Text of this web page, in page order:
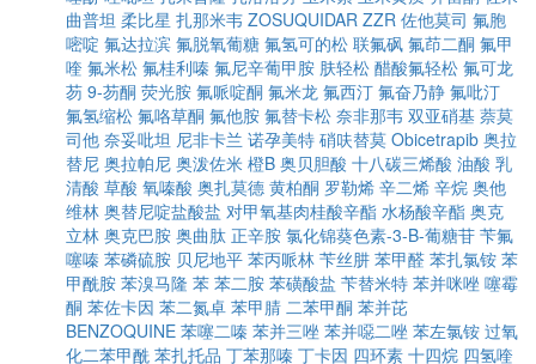
曲普坦 柔比星 扎那米韦 ZOSUQUIDAR ZZR 佐他莫司 氟胞
嘧啶 氟达拉滨 氟脱氧葡糖 氟氢可的松 联氟砜 氟茚二酮 氟甲
喹 氟米松 氟桂利嗪 氟尼辛葡甲胺 肤轻松 醋酸氟轻松 氟可龙
芴 9-芴酮 荧光胺 氟哌啶酮 氟米龙 氟西汀 氟奋乃静 氟吡汀
氟氢缩松 氟咯草酮 氟他胺 氟替卡松 奈非那韦 双亚硝基 萘莫
司他 奈妥吡坦 尼非卡兰 诺孕美特 硝呋替莫 Obicetrapib 奥拉
替尼 奥拉帕尼 奥泼佐米 橙B 奥贝胆酸 十八碳三烯酸 油酸 乳
清酸 草酸 氧嗪酸 奥扎莫德 黄柏酮 罗勒烯 辛二烯 辛烷 奥他
维林 奥替尼啶盐酸盐 对甲氧基肉桂酸辛酯 水杨酸辛酯 奥克
立林 奥克巴胺 奥曲肽 正辛胺 氯化锦葵色素-3-Β-葡糖苷 苄氟
噻嗪 苯磷硫胺 贝尼地平 苯丙哌林 苄丝肼 苯甲醛 苯扎氯铵 苯
甲酰胺 苯溴马隆 苯 苯二胺 苯磺酸盐 苄替米特 苯并咪唑 噻霉
酮 苯佐卡因 苯二氮卓 苯甲腈 二苯甲酮 苯并芘
BENZOQUINE 苯噻二嗪 苯并三唑 苯并噁二唑 苯左氯铵 过氧
化二苯甲酰 苯扎托品 丁苯那嗪 丁卡因 四环素 十四烷 四氢喹